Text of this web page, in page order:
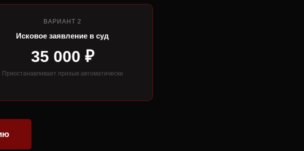
ВАРИАНТ 2
Исковое заявление в суд
35 000 ₽
Приостанавливает призыв автоматически